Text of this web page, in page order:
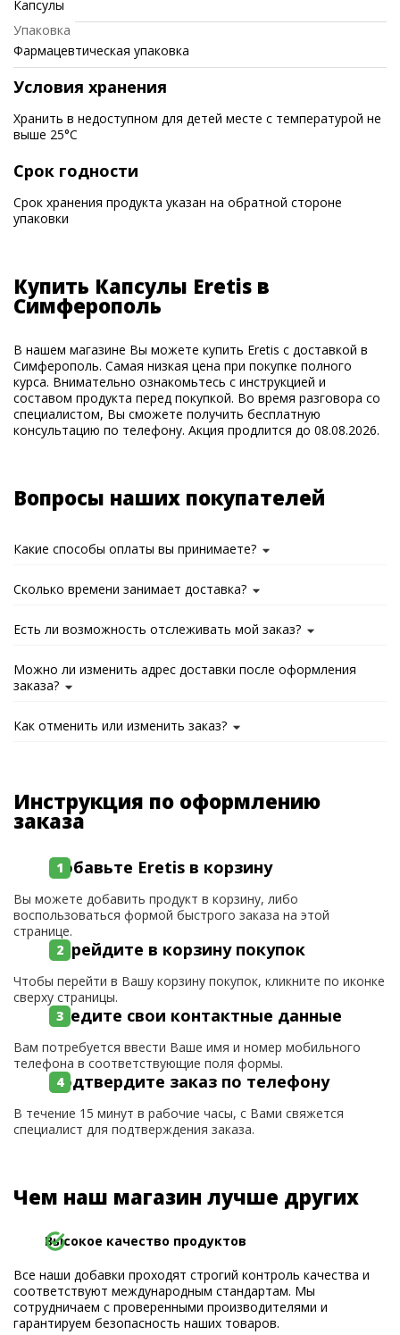
Капсулы
Упаковка
Фармацевтическая упаковка
Условия хранения
Хранить в недоступном для детей месте с температурой не
выше 25°C
Срок годности
Срок хранения продукта указан на обратной стороне
упаковки
Купить Капсулы Eretis в
Симферополь
В нашем магазине Вы можете купить Eretis с доставкой в
Симферополь. Самая низкая цена при покупке полного
курса. Внимательно ознакомьтесь с инструкцией и
составом продукта перед покупкой. Во время разговора со
специалистом, Вы сможете получить бесплатную
консультацию по телефону. Акция продлится до 08.08.2026.
Вопросы наших покупателей
Какие способы оплаты вы принимаете?
Сколько времени занимает доставка?
Есть ли возможность отслеживать мой заказ?
Можно ли изменить адрес доставки после оформления
заказа?
Как отменить или изменить заказ?
Инструкция по оформлению
заказа
Добавьте Eretis в корзину
Вы можете добавить продукт в корзину, либо
воспользоваться формой быстрого заказа на этой
странице.
Перейдите в корзину покупок
Чтобы перейти в Вашу корзину покупок, кликните по иконке
сверху страницы.
Введите свои контактные данные
Вам потребуется ввести Ваше имя и номер мобильного
телефона в соответствующие поля формы.
Подтвердите заказ по телефону
В течение 15 минут в рабочие часы, с Вами свяжется
специалист для подтверждения заказа.
Чем наш магазин лучше других
Высокое качество продуктов
Все наши добавки проходят строгий контроль качества и
соответствуют международным стандартам. Мы
сотрудничаем с проверенными производителями и
гарантируем безопасность наших товаров.